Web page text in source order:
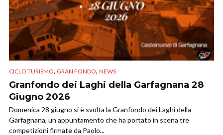
CICLO TURISMO, GRAN FONDO, NEWS
Granfondo dei Laghi della Garfagnana 28
Giugno 2026
Domenica 28 giugno si è svolta la Granfondo dei Laghi della
Garfagnana, un appuntamento che ha portato in scena tre
competizioni firmate da Paolo...